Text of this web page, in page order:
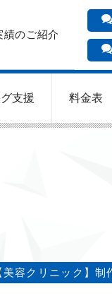
績のご紹介
支援 料金表
美容クリニック】